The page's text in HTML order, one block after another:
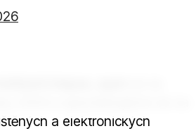
Impax, spol. s r. o.
2004 a specializujeme se na
a elektronických